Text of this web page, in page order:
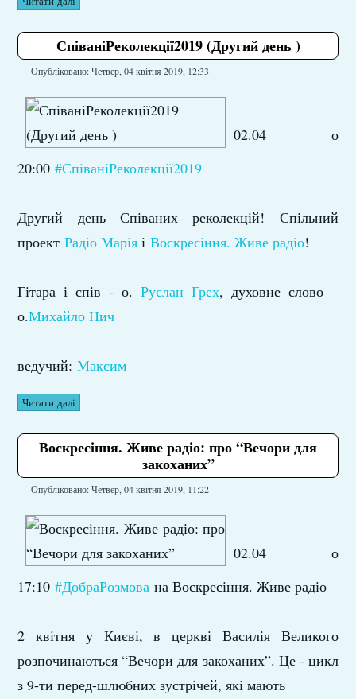
СпіваніРеколекції2019 (Другий день )
Опубліковано: Четвер, 04 квітня 2019, 12:33
02.04 о
20:00#СпіваніРеколекції2019
Другий день Співаних реколекцій! Спільний
проектРадіо Марія ​ іВоскресіння. Живе радіо!
Гітара і спів - о.Руслан Грех​, духовне слово –
о.Михайло Нич
ведучий:Максим
Читати далі
Воскресіння. Живе радіо: про “Вечори для
закоханих”
Опубліковано: Четвер, 04 квітня 2019, 11:22
02.04 о
17:10#ДобраРозмова на Воскресіння. Живе радіо
2 квітня у Києві, в церкві Василія Великого
розпочинаються “Вечори для закоханих”. Це - цикл
з 9-ти перед-шлюбних зустрічей, які мають